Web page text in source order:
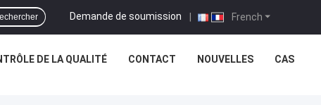
French
Demande de soumission |
DE LA QUALITÉ CONTACT NOUVELLES CAS